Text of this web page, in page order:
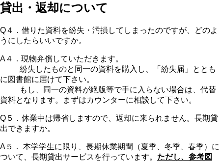
貸出・返却について
Q４．借りた資料を紛失・汚損してしまったのですが、どのよ
うにしたらいいですか。
A４．現物弁償していただきます。
紛失したものと同一の資料を購入し、「紛失届」ととも
に図書館に届けて下さい。
もし、同一の資料が絶版等で手に入らない場合は、代替
資料となります。まずはカウンターに相談して下さい。
Q５．休業中は帰省しますので、返却に来られません。長期貸
出できますか。
A５． 本学学生に限り、長期休業期間（夏季、冬季、春季）に
ついて、長期貸出サービスを行っています。 ただし、参考図